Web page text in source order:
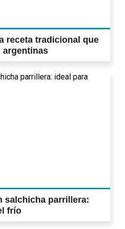
receta tradicional que
argentinas
salchicha parrillera:
frío